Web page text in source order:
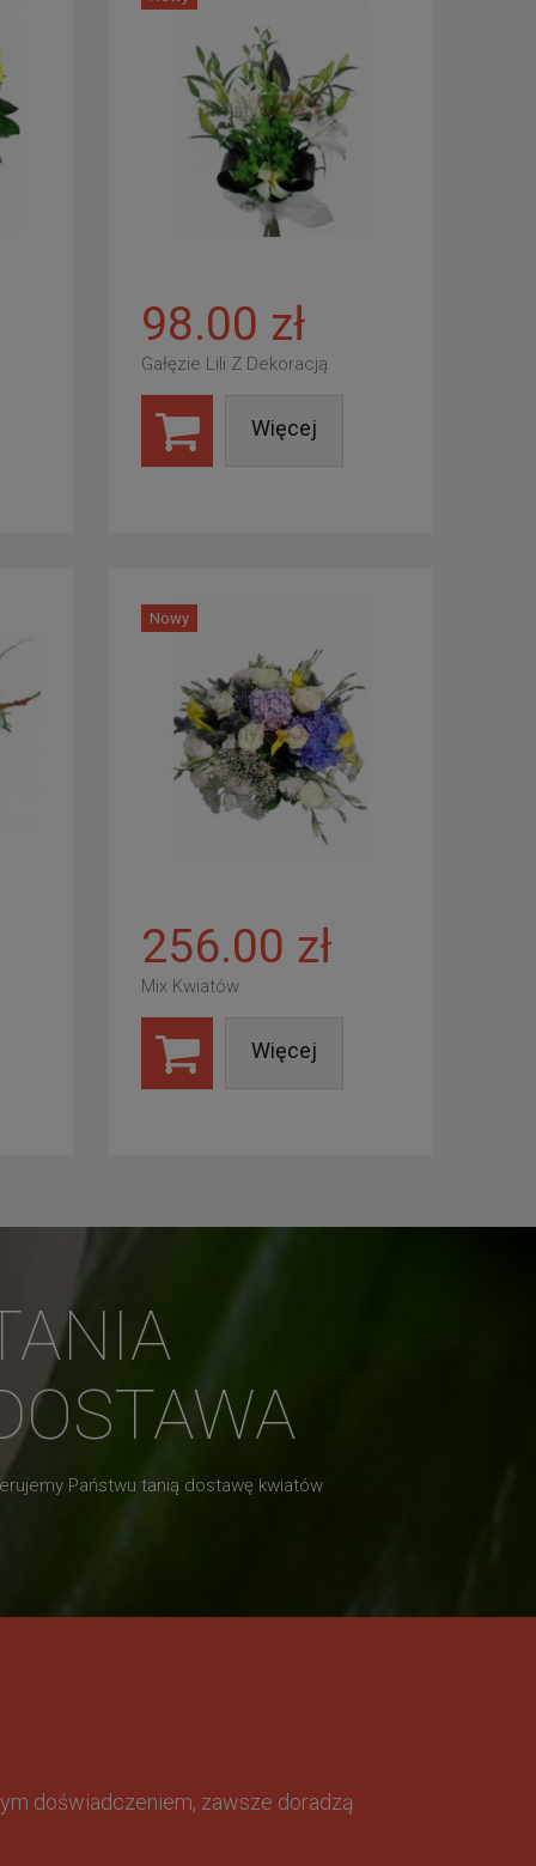
98.00 zł
Gałęzie Lili Z Dekoracją
Więcej
Nowy
256.00 zł
Mix Kwiatów
Więcej
Państwu tanią dostawę kwiatów
doświadczeniem, zawsze doradzą